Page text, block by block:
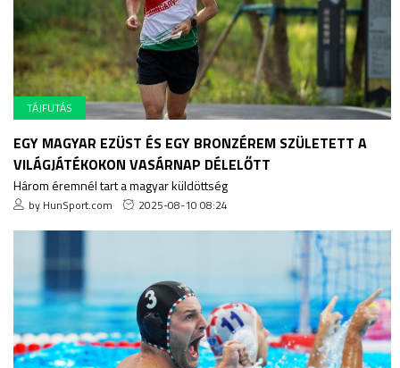
TÁJFUTÁS
EGY MAGYAR EZÜST ÉS EGY BRONZÉREM SZÜLETETT A
VILÁGJÁTÉKOKON VASÁRNAP DÉLELŐTT
Három éremnél tart a magyar küldöttség
by HunSport.com 2025-08-10 08:24